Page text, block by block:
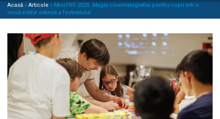
Acasă » Articole » MiniTIFF 2025. Magia cinematografiei pentru copii într-o
nouă ediție extinsă a festivalului